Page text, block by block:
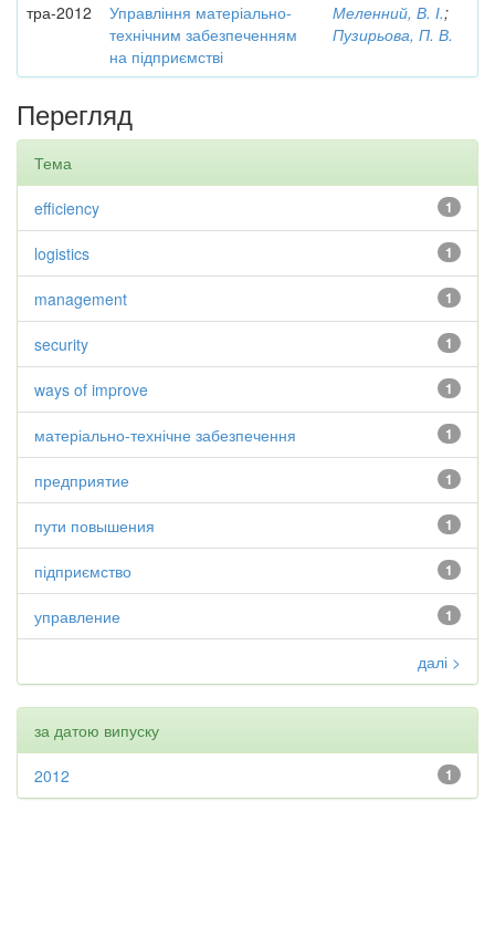
тра-2012
Управління матеріально-
технічним забезпеченням
на підприємстві
Меленний, В. І.;
Пузирьова, П. В.
Перегляд
Тема
1
efficiency
1
logistics
1
management
1
security
1
ways of improve
1
матеріально-технічне забезпечення
1
предприятие
1
пути повышения
1
підприємство
1
управление
далі >
за датою випуску
1
2012